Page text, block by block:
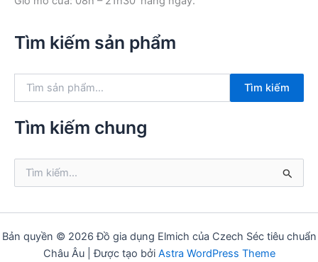
Tìm kiếm sản phẩm
k
Tìm kiếm
Tìm kiếm chung
ế
Bản quyền © 2026 Đồ gia dụng Elmich của Czech Séc tiêu chuẩn
Châu Âu | Được tạo bởi Astra WordPress Theme